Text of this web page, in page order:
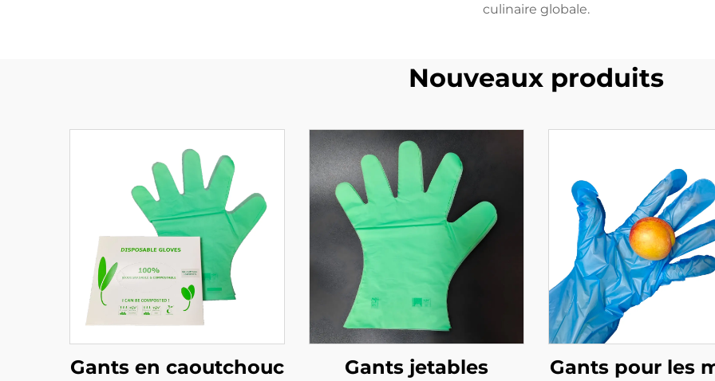
culinaire globale.
Nouveaux produits
Gants en caoutchouc
Gants jetables
Gants pour les